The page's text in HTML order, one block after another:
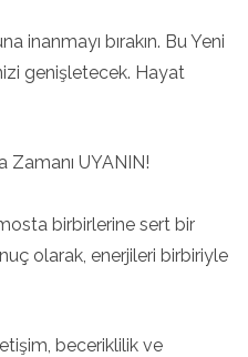
inanmayı bırakın. Bu Yeni
genişletecek. Hayat
UYANIN!
birbirlerine sert bir
olarak, enerjileri birbiriyle
beceriklilik ve